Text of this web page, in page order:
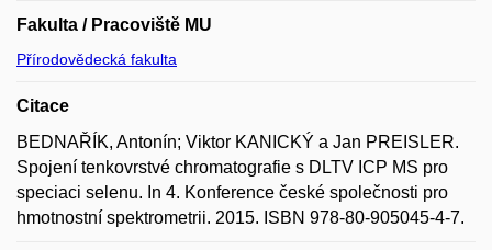
Fakulta / Pracoviště MU
Přírodovědecká fakulta
Citace
BEDNAŘÍK, Antonín; Viktor KANICKÝ a Jan PREISLER.
Spojení tenkovrstvé chromatografie s DLTV ICP MS pro
speciaci selenu. In 4. Konference české společnosti pro
hmotnostní spektrometrii. 2015. ISBN 978-80-905045-4-7.